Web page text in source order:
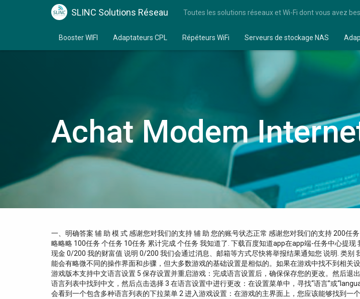
SLINC Solutions Réseau Toutes les solutions réseaux et Wi-Fi dont vous avez
Booster WIFI Adaptateurs CPL Répéteurs WiFi Serveurs de stockage NAS
Achat Modem
一、明确答案 辅 助 模 式 感谢您对我们的支持 辅 助 您的账号状态正常 感谢您对我们的支持 200
略略略 100任务 个任务 10任务 累计完成 个任务 我知道了. 下载百度知道app在app端-任务中心提
现金 0/200 我的财富值 说明 0/200 我们会通过消息、邮箱等方式尽快将举报结果通知您 说明. 类
能会有略微不同的操作界面和步骤，但大多数游戏的基础设置是相似的。如果在游戏中找不到相
游戏版本支持中文语言设置 5 保存设置并重启游戏：完成语言设置后，确保保存您的更改。然后
语言列表中找到中文，然后点击选择 3 在语言设置中进行更改：在设置菜单中，寻找“语言”或
会看到一个包含多种语言列表的下拉菜单 2 进入游戏设置：在游戏的主界面上，您应该能够找到一